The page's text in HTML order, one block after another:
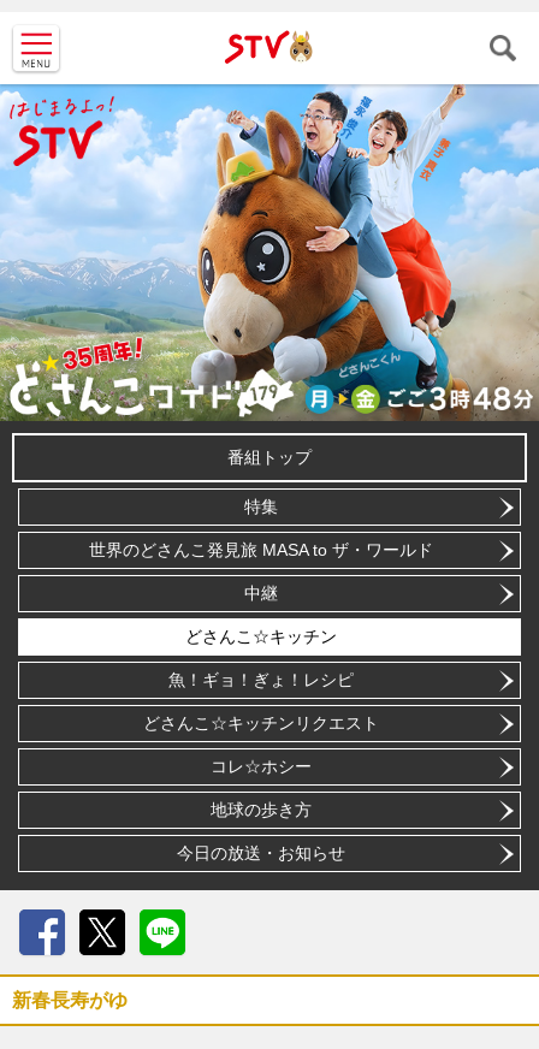
ＳＴＶ札
幌テレビ
番組トップ
特集
世界のどさんこ発見旅 MASA to ザ・ワールド
中継
どさんこ☆キッチン
魚！ギョ！ぎょ！レシピ
どさんこ☆キッチンリクエスト
コレ☆ホシー
地球の歩き方
今日の放送・お知らせ
新春長寿がゆ